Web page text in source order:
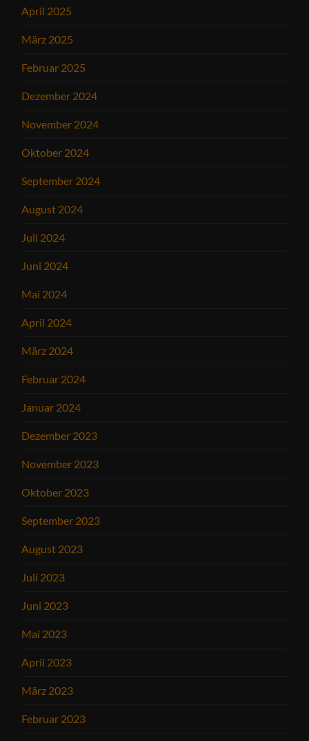
April 2025
März 2025
Februar 2025
Dezember 2024
November 2024
Oktober 2024
September 2024
August 2024
Juli 2024
Juni 2024
Mai 2024
April 2024
März 2024
Februar 2024
Januar 2024
Dezember 2023
November 2023
Oktober 2023
September 2023
August 2023
Juli 2023
Juni 2023
Mai 2023
April 2023
März 2023
Februar 2023